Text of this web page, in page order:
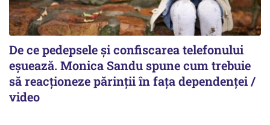
De ce pedepsele și confiscarea telefonului
eșuează. Monica Sandu spune cum trebuie
să reacționeze părinții în fața dependenței /
video